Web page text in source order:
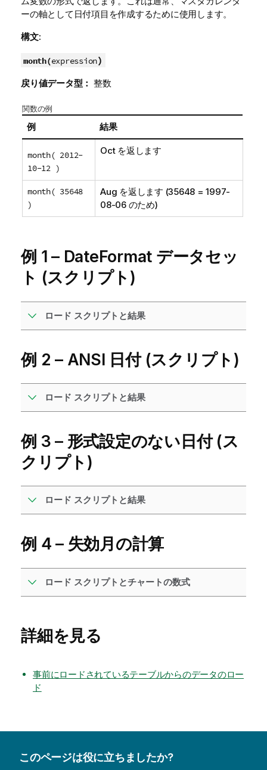
ーの軸として日付項目 を作成するために使用します。
構文:
month(expression)
戻り値データ型： 整数
関数の例
例 結果
month( 2012-
10-12 )
Oct を返します
month( 35648
)
Aug を返します (35648 = 1997-
08-06 のため)
例 1 – DateFormat データセッ
ト (スクリプト)
ロード スクリプトと結果
例 2 – ANSI 日付 (スクリプト)
ロード スクリプトと結果
例 3 – 形式設定のない日付 (ス
クリプト)
ロード スクリプトと結果
例 4 – 失効月の計算
ロード スクリプトとチャートの数式
詳細を見る
事前にロードされているテーブルからのデータのロー
ド
このページは役に立ちましたか?